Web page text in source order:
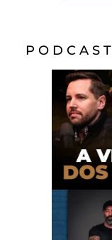
P O D C A S T